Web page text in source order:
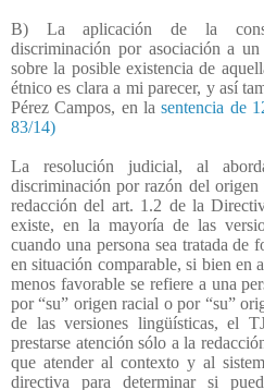
B) La aplicación de la
discriminación por asociación a
sobre la posible existencia de
étnico es clara a mi parecer, y así
Pérez Campos, en lasentencia de
83/14)
La resolución judicial, al
discriminación por razón del
redacción del art. 1.2 de la
existe, en la mayoría de las
cuando una persona sea tratada de
en situación comparable, si bien en
menos favorable se refiere a una
por “su” origen racial o por “su”
de las versiones lingüísticas, el
prestarse atención sólo a la
que atender al contexto y al
directiva para determinar si